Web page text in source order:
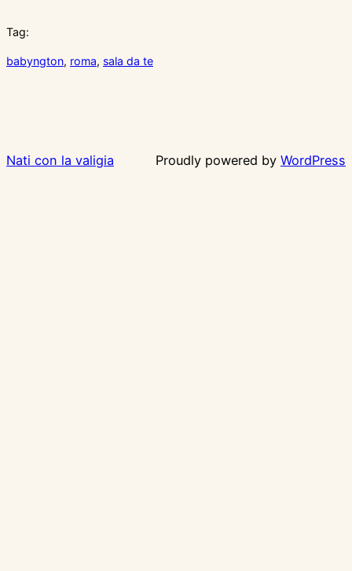
Tag:
babyngton, roma, sala da te
Nati con la valigia Proudly powered by WordPress